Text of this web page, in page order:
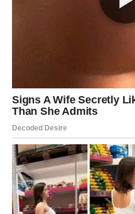
Može se pojaviti prilika da
uđete u pregovore, da
Intuicija vam je jaka, ali
sumnje. Intuicija je mirna.
Finansijski, ovo je period u
dobiti priliv iz neočekivanog
zatvoriti dug,
ili doneti odluku koja menja
mesecima.